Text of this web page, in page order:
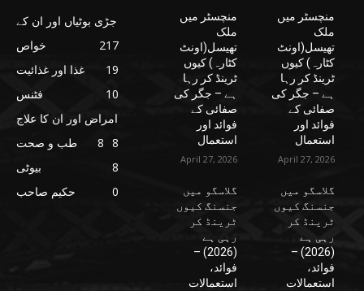
منچسٹر میں
ملک
تھیسل(اونٹ
کٹارہ) کیوں
ٹرینڈ کر رہا
ہے – جگر کی
صفائی کے
فوائد اور
استعمال
April 27, 2026
گلاسگو میں
جنسنگ کیوں
ٹرینڈ کر
رہی ہے
(2026) –
فوائد،
استعمالات
منچسٹر میں
ملک
تھیسل(اونٹ
کٹارہ) کیوں
ٹرینڈ کر رہا
ہے – جگر کی
صفائی کے
فوائد اور
استعمال
April 27, 2026
گلاسگو میں
جنسنگ کیوں
ٹرینڈ کر
رہی ہے
(2026) –
فوائد،
استعمالات
جڑی بوٹیاں اور ان کے
خواص
217
غذا اور غذائیت
19
فٹنس
10
امراض اور ان کا علاج
8
طب و صحت
8
بیوٹی
8
حکیم صاحب
0